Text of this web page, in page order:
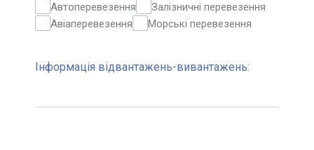
Автоперевезення
Залізничні перевезення
Авіаперевезення
Морські перевезення
Інформація відвантажень-вивантажень: